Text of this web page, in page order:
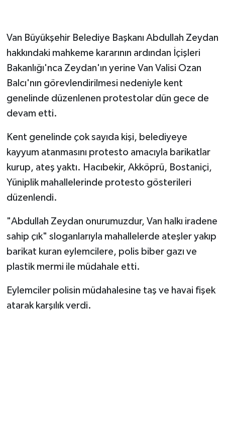
Van Büyükşehir Belediye Başkanı Abdullah Zeydan
hakkındaki mahkeme kararının ardından İçişleri
Bakanlığı'nca Zeydan'ın yerine Van Valisi Ozan
Balcı'nın görevlendirilmesi nedeniyle kent
genelinde düzenlenen protestolar dün gece de
devam etti.
Kent genelinde çok sayıda kişi, belediyeye
kayyum atanmasını protesto amacıyla barikatlar
kurup, ateş yaktı. Hacıbekir, Akköprü, Bostaniçi,
Yüniplik mahallelerinde protesto gösterileri
düzenlendi.
"Abdullah Zeydan onurumuzdur, Van halkı iradene
sahip çık" sloganlarıyla mahallelerde ateşler yakıp
barikat kuran eylemcilere, polis biber gazı ve
plastik mermi ile müdahale etti.
Eylemciler polisin müdahalesine taş ve havai fişek
atarak karşılık verdi.